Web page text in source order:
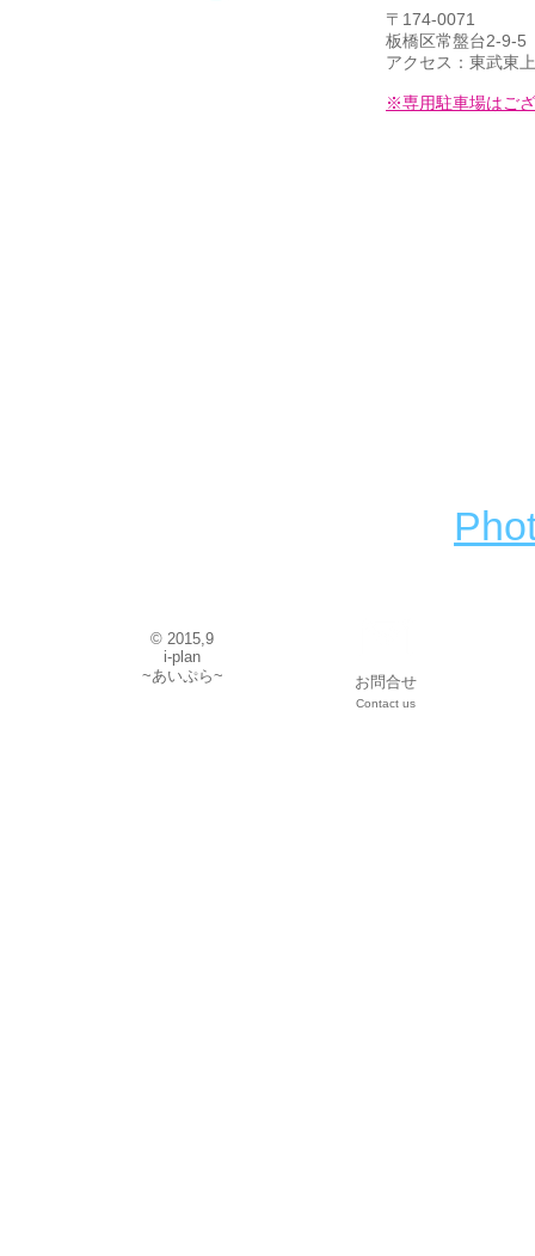
〒174-0071
板橋区常盤台2-9-5
アクセス：東武東
※専用駐車場はご
© 2015,9
i-plan
~あいぷら~
お問合せ
Contact us